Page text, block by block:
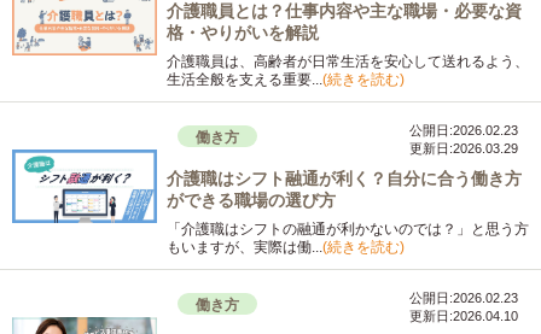
介護職員とは？仕事内容や主な職場・必要な資
格・やりがいを解説
介護職員は、高齢者が日常生活を安心して送れるよう、
生活全般を支える重要...(続きを読む)
働き方
公開日:2026.02.23
更新日:2026.03.29
介護職はシフト融通が利く？自分に合う働き方
ができる職場の選び方
「介護職はシフトの融通が利かないのでは？」と思う方
もいますが、実際は働...(続きを読む)
働き方
公開日:2026.02.23
更新日:2026.04.10